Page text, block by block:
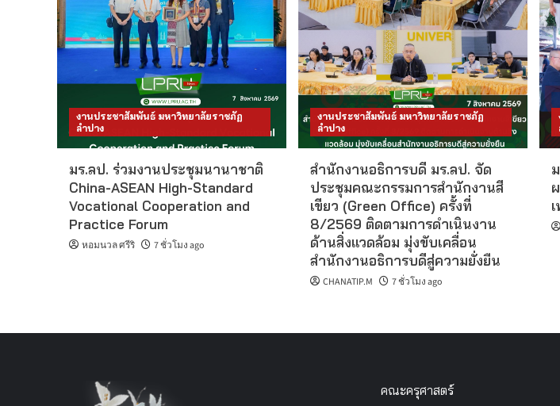
งานประชาสัมพันธ์ มหาวิทยาลัยราชภัฏ
ลำปาง
มร.ลป. ร่วมงานประชุมนานาชาติ
China-ASEAN High-Standard
Vocational Cooperation and
Practice Forum
หอมนวล ศรีริ 7 ชั่วโมง ago
งานประชาสัมพันธ์ มหาวิทยาลัยราชภัฏ
ลำปาง
สำนักงานอธิการบดี มร.ลป. จัด
ประชุมคณะกรรมการสำนักงานสี
เขียว (Green Office) ครั้งที่
8/2569 ติดตามการดำเนินงาน
ด้านสิ่งแวดล้อม มุ่งขับเคลื่อน
สำนักงานอธิการบดีสู่ความยั่งยืน
CHANATIP.M 7 ชั่วโมง ago
คณะครุศาสตร์